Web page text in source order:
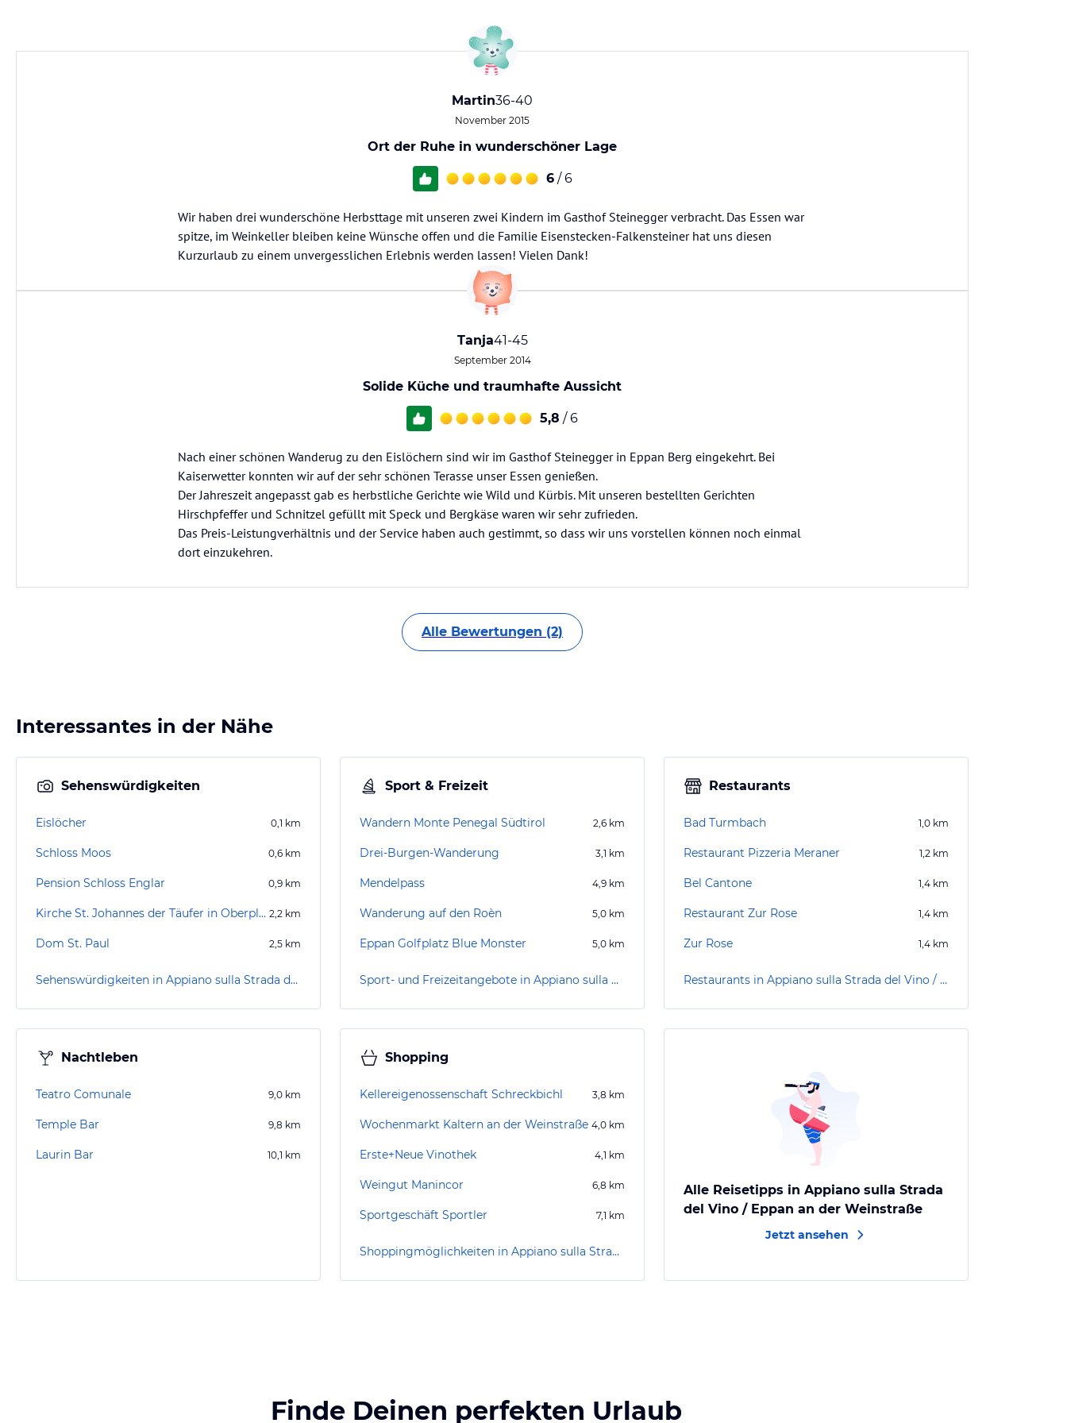
Martin36-40
November 2015
Ort der Ruhe in wunderschöner Lage
6 / 6
Wir haben drei wunderschöne Herbsttage mit unseren zwei Kindern im Gasthof Steinegger verbracht. Das Essen war
spitze, im Weinkeller bleiben keine Wünsche offen und die Familie Eisenstecken-Falkensteiner hat uns diesen
Kurzurlaub zu einem unvergesslichen Erlebnis werden lassen! Vielen Dank!
Tanja41-45
September 2014
Solide Küche und traumhafte Aussicht
5,8 / 6
Nach einer schönen Wanderug zu den Eislöchern sind wir im Gasthof Steinegger in Eppan Berg eingekehrt. Bei
Kaiserwetter konnten wir auf der sehr schönen Terasse unser Essen genießen.
Der Jahreszeit angepasst gab es herbstliche Gerichte wie Wild und Kürbis. Mit unseren bestellten Gerichten
Hirschpfeffer und Schnitzel gefüllt mit Speck und Bergkäse waren wir sehr zufrieden.
Das Preis-Leistungverhältnis und der Service haben auch gestimmt, so dass wir uns vorstellen können noch einmal
dort einzukehren.
Alle Bewertungen (2)
Interessantes in der Nähe
Sehenswürdigkeiten
Eislöcher 0,1 km
Schloss Moos 0,6 km
Pension Schloss Englar 0,9 km
Kirche St. Johannes der Täufer in Oberplanitzing 2,2 km
Dom St. Paul 2,5 km
Sehenswürdigkeiten in Appiano sulla Strada del Vino / Eppan an der Weinstraße
Sport & Freizeit
Wandern Monte Penegal Südtirol 2,6 km
Drei-Burgen-Wanderung 3,1 km
Mendelpass 4,9 km
Wanderung auf den Roèn 5,0 km
Eppan Golfplatz Blue Monster 5,0 km
Sport- und Freizeitangebote in Appiano sulla Strada del Vino / Eppan an der Weinstraße
Restaurants
Bad Turmbach 1,0 km
Restaurant Pizzeria Meraner 1,2 km
Bel Cantone 1,4 km
Restaurant Zur Rose 1,4 km
Zur Rose 1,4 km
Restaurants in Appiano sulla Strada del Vino / Eppan an der Weinstraße
Nachtleben
Teatro Comunale 9,0 km
Temple Bar 9,8 km
Laurin Bar 10,1 km
Shopping
Kellereigenossenschaft Schreckbichl 3,8 km
Wochenmarkt Kaltern an der Weinstraße 4,0 km
Erste+Neue Vinothek 4,1 km
Weingut Manincor 6,8 km
Sportgeschäft Sportler 7,1 km
Shoppingmöglichkeiten in Appiano sulla Strada del Vino / Eppan an der Weinstraße
Alle Reisetipps in Appiano sulla Strada
del Vino / Eppan an der Weinstraße
Jetzt ansehen
Finde Deinen perfekten Urlaub